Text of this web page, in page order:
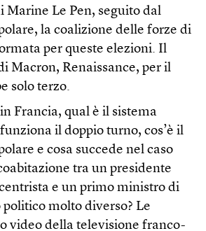
Marine Le Pen, seguito dal
la coalizione delle forze di
per queste elezioni. Il
Macron, Renaissance, per il
solo terzo.
Francia, qual è il sistema
il doppio turno, cos’è il
e cosa succede nel caso
tra un presidente
e un primo ministro di
molto diverso? Le
video della televisione franco-